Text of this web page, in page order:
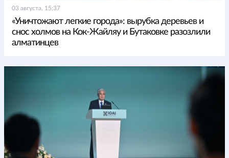
03 августа, 15:37
«Уничтожают легкие города»: вырубка деревьев и
снос холмов на Кок-Жайляу и Бутаковке разозлили
алматинцев